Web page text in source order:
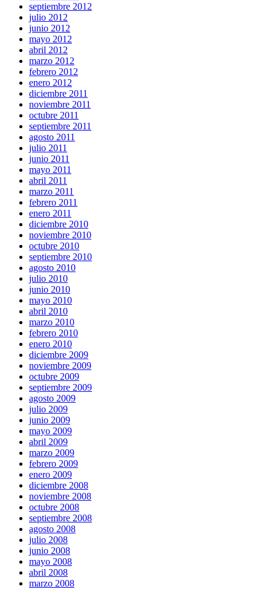
septiembre 2012
julio 2012
junio 2012
mayo 2012
abril 2012
marzo 2012
febrero 2012
enero 2012
diciembre 2011
noviembre 2011
octubre 2011
septiembre 2011
agosto 2011
julio 2011
junio 2011
mayo 2011
abril 2011
marzo 2011
febrero 2011
enero 2011
diciembre 2010
noviembre 2010
octubre 2010
septiembre 2010
agosto 2010
julio 2010
junio 2010
mayo 2010
abril 2010
marzo 2010
febrero 2010
enero 2010
diciembre 2009
noviembre 2009
octubre 2009
septiembre 2009
agosto 2009
julio 2009
junio 2009
mayo 2009
abril 2009
marzo 2009
febrero 2009
enero 2009
diciembre 2008
noviembre 2008
octubre 2008
septiembre 2008
agosto 2008
julio 2008
junio 2008
mayo 2008
abril 2008
marzo 2008